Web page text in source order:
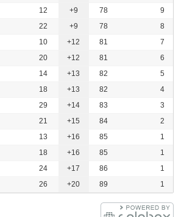
12 +9 78
9
22 +9 78
8
10 +12 81
7
20 +12 81
6
14 +13 82
5
18 +13 82
4
29 +14 83
3
21 +15 84
2
13 +16 85
1
18 +16 85
1
24 +17 86
1
26 +20 89 1